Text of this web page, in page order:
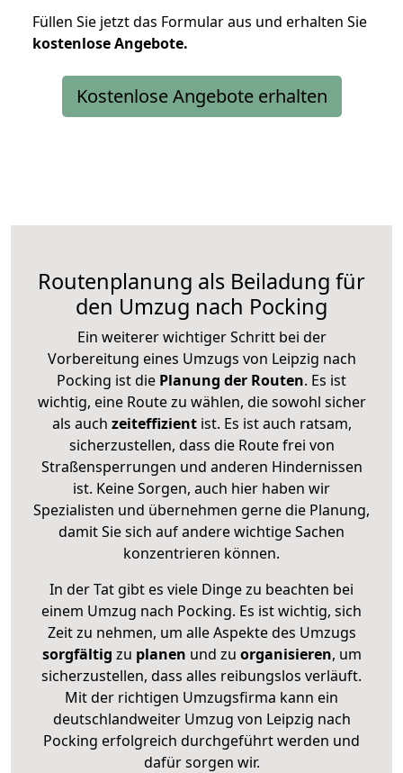
Füllen Sie jetzt das Formular aus und erhalten Sie
kostenloseAngebote.
Kostenlose Angebote erhalten
Routenplanung als Beiladung für
den Umzug nach Pocking
Ein weiterer wichtiger Schritt bei der
Vorbereitung eines Umzugs von Leipzig nach
Pocking ist die Planung der Routen. Es ist
wichtig, eine Route zu wählen, die sowohl sicher
als auch zeiteffizientist. Es ist auch ratsam,
sicherzustellen, dass die Route frei von
Straßensperrungen und anderen Hindernissen
ist. Keine Sorgen, auch hier haben wir
Spezialisten und übernehmen gerne die Planung,
damit Sie sich auf andere wichtige Sachen
konzentrieren können.
In der Tat gibt es viele Dinge zu beachten bei
einem Umzug nach Pocking. Es ist wichtig, sich
Zeit zu nehmen, um alle Aspekte des Umzugs
sorgfältig zu planen und zu organisieren, um
sicherzustellen, dass alles reibungslos verläuft.
Mit der richtigen Umzugsfirma kann ein
deutschlandweiter Umzug von Leipzig nach
Pocking erfolgreich durchgeführt werden und
dafür sorgen wir.